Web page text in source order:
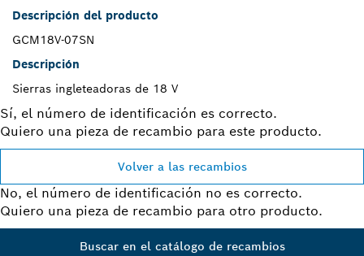
Descripción del producto
GCM18V-07SN
Descripción
Sierras ingleteadoras de 18 V
Sí, el número de identificación es correcto.
Quiero una pieza de recambio para este producto.
Volver a las recambios
No, el número de identificación no es correcto.
Quiero una pieza de recambio para otro producto.
Buscar en el catálogo de recambios